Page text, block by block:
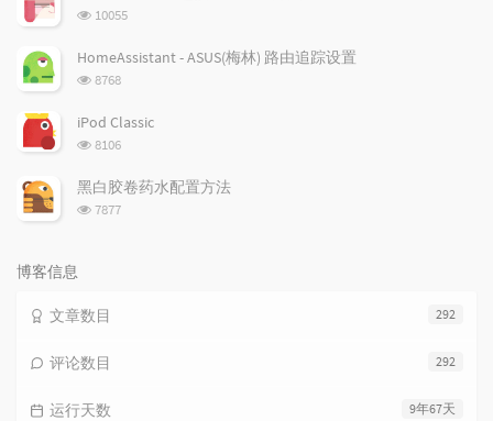
浏
次
10055
HomeAssistant - ASUS(梅林) 路由追踪设置
浏
次
8768
iPod Classic
浏
次
数:
8106
黑白胶卷药水配置方法
浏
7877
博客信息
292
文章数目
292
评论数目
9年67天
运行天数